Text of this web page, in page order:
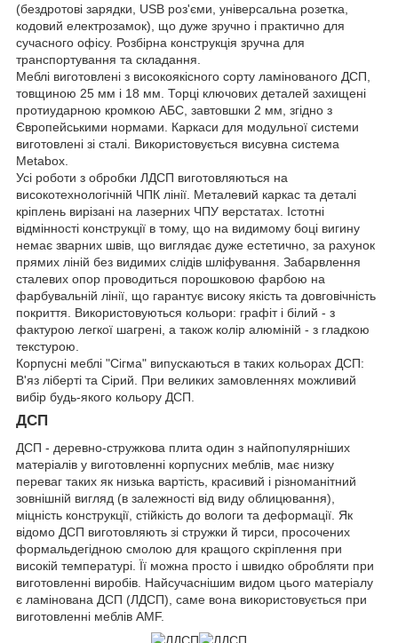
(бездротові зарядки, USB роз'єми, універсальна розетка,
кодовий електрозамок), що дуже зручно і практично для
сучасного офісу. Розбірна конструкція зручна для
транспортування та складання.
Меблі виготовлені з високоякісного сорту ламінованого ДСП,
товщиною 25 мм і 18 мм. Торці ключових деталей захищені
протиударною кромкою AБС, завтовшки 2 мм, згідно з
Європейськими нормами. Каркаси для модульної системи
виготовлені зі сталі. Використовується висувна система
Metabox.
Усі роботи з обробки ЛДСП виготовляються на
високотехнологічній ЧПК лінії. Металевий каркас та деталі
кріплень вирізані на лазерних ЧПУ верстатах. Істотні
відмінності конструкції в тому, що на видимому боці вигину
немає зварних швів, що виглядає дуже естетично, за рахунок
прямих ліній без видимих слідів шліфування. Забарвлення
сталевих опор проводиться порошковою фарбою на
фарбувальній лінії, що гарантує високу якість та довговічність
покриття. Використовуються кольори: графіт і білий - з
фактурою легкої шагрені, а також колір алюміній - з гладкою
текстурою.
Корпусні меблі "Сігма" випускаються в таких кольорах ДСП:
В'яз ліберті та Сірий. При великих замовленнях можливий
вибір будь-якого кольору ДСП.
ДСП
ДСП - деревно-стружкова плита один з найпопулярніших
матеріалів у виготовленні корпусних меблів, має низку
переваг таких як низька вартість, красивий і різноманітний
зовнішній вигляд (в залежності від виду облицювання),
міцність конструкції, стійкість до вологи та деформації. Як
відомо ДСП виготовляють зі стружки й тирси, просочених
формальдегідною смолою для кращого скріплення при
високій температурі. Її можна просто і швидко обробляти при
виготовленні виробів. Найсучаснішим видом цього матеріалу
є ламінована ДСП (ЛДСП), саме вона використовується при
виготовленні меблів AMF.